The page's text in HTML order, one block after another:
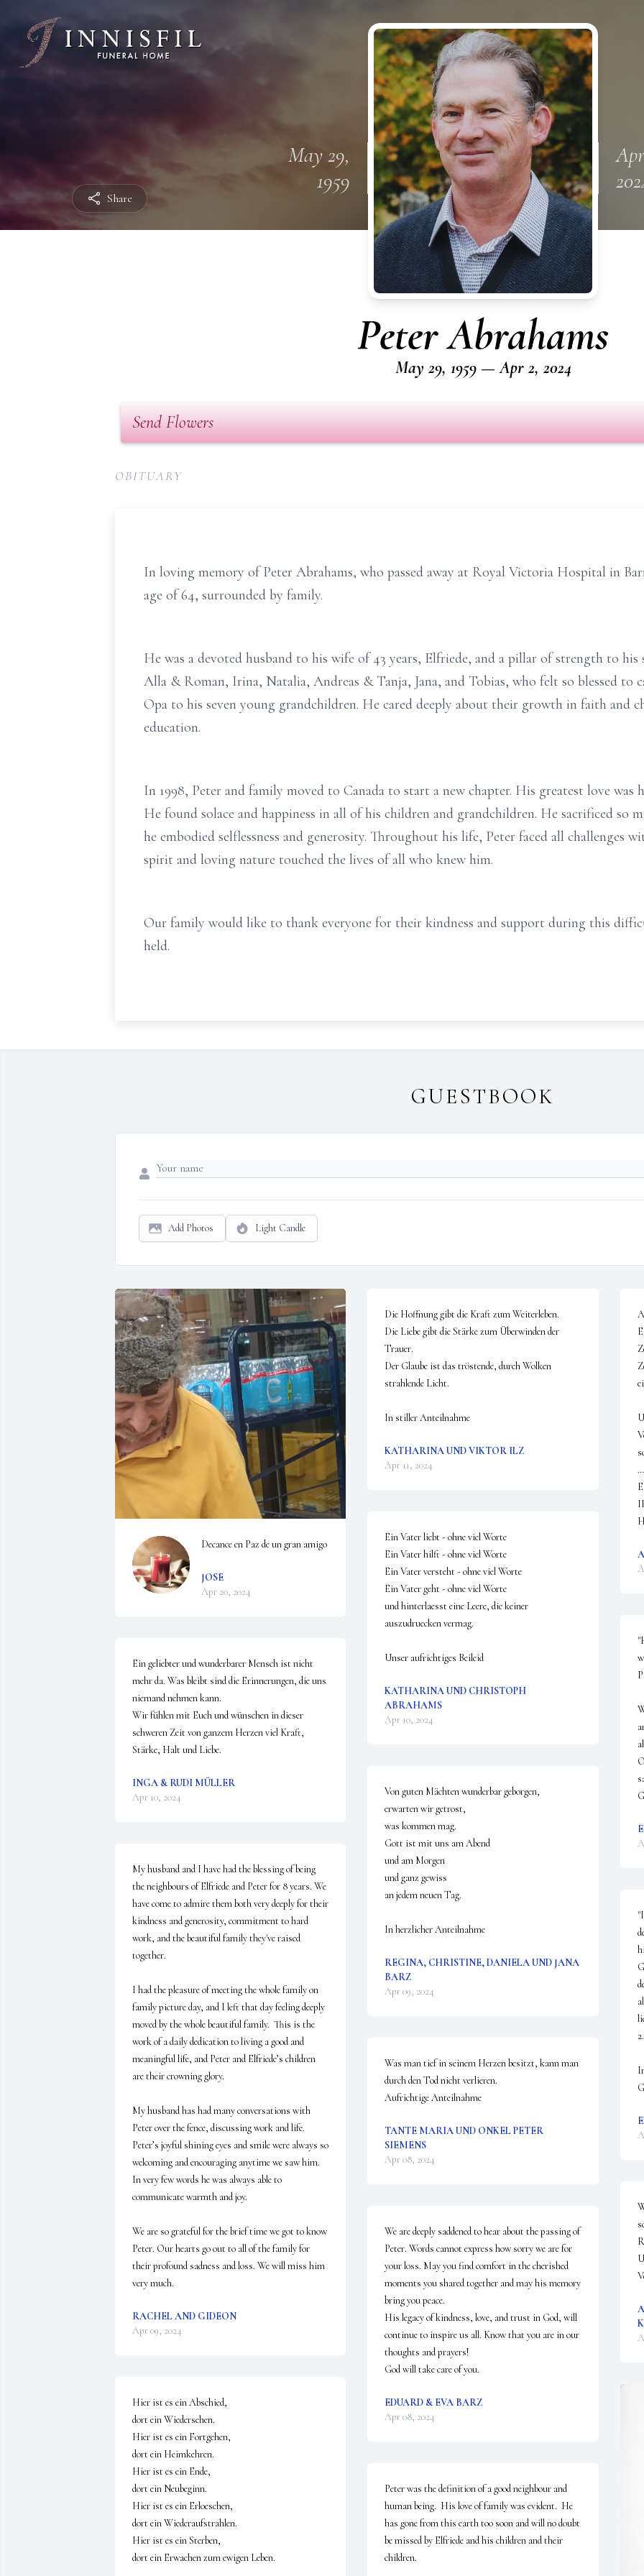
Share
May 29,
1959
Peter Abrahams
May 29, 1959 — Apr 2, 2024
Send Flowers
OBITUARY
In loving memory of Peter Abrahams, who passed away at Royal Victoria Hospital in
age of 64, surrounded by family.
He was a devoted husband to his wife of 43 years, Elfriede, and a pillar of strength to his
Alla & Roman, Irina, Natalia, Andreas & Tanja, Jana, and Tobias, who felt so blessed to
Opa to his seven young grandchildren. He cared deeply about their growth in faith and
education.
In 1998, Peter and family moved to Canada to start a new chapter. His greatest love was
He found solace and happiness in all of his children and grandchildren. He sacrificed so
he embodied selflessness and generosity. Throughout his life, Peter faced all challenges
spirit and loving nature touched the lives of all who knew him.
Our family would like to thank everyone for their kindness and support during this
held.
GUESTBOOK
Add Photos Light Candle
Decance en Paz de un gran amigo
JOSE
Apr 20, 2024
Ein geliebter und wunderbarer Mensch ist nicht
mehr da. Was bleibt sind die Erinnerungen, die uns
niemand nehmen kann.
Wir fühlen mit Euch und wünschen in dieser
schweren Zeit von ganzem Herzen viel Kraft,
Stärke, Halt und Liebe.
INGA & RUDI MÜLLER
Apr 10, 2024
My husband and I have had the blessing of being
the neighbours of Elfriede and Peter for 8 years. We
have come to admire them both very deeply for their
kindness and generosity, commitment to hard
work, and the beautiful family they've raised
together.
I had the pleasure of meeting the whole family on
family picture day, and I left that day feeling deeply
moved by the whole beautiful family.  This is the
work of a daily dedication to living a good and
meaningful life, and Peter and Elfriede’s children
are their crowning glory.
My husband has had many conversations with
Peter over the fence, discussing work and life.
Peter’s joyful shining eyes and smile were always so
welcoming and encouraging anytime we saw him.
In very few words he was always able to
communicate warmth and joy.
We are so grateful for the brief time we got to know
Peter. Our hearts go out to all of the family for
their profound sadness and loss. We will miss him
very much.
RACHEL AND GIDEON
Apr 09, 2024
Hier ist es ein Abschied,
dort ein Wiedersehen.
Hier ist es ein Fortgehen,
dort ein Heimkehren.
Hier ist es ein Ende,
dort ein Neubeginn.
Hier ist es ein Erloeschen,
dort ein Wiederaufstrahlen.
Hier ist es ein Sterben,
dort ein Erwachen zum ewigen Leben.
Die Hoffnung gibt die Kraft zum Weiterleben.
Die Liebe gibt die Stärke zum Überwinden der
Trauer.
Der Glaube ist das tröstende, durch Wolken
strahlende Licht.
In stiller Anteilnahme
KATHARINA UND VIKTOR ILZ
Apr 11, 2024
Ein Vater liebt - ohne viel Worte
Ein Vater hilft - ohne viel Worte
Ein Vater versteht - ohne viel Worte
Ein Vater geht - ohne viel Worte
und hinterlaesst eine Leere, die keiner
auszudruecken vermag.
Unser aufrichtiges Beileid
KATHARINA UND CHRISTOPH
ABRAHAMS
Apr 10, 2024
Von guten Mächten wunderbar geborgen,
erwarten wir getrost,
was kommen mag.
Gott ist mit uns am Abend
und am Morgen
und ganz gewiss
an jedem neuen Tag.
In herzlicher Anteilnahme
REGINA, CHRISTINE, DANIELA UND JANA
BARZ
Apr 09, 2024
Was man tief in seinem Herzen besitzt, kann man
durch den Tod nicht verlieren.
Aufrichtige Anteilnahme
TANTE MARIA UND ONKEL PETER
SIEMENS
Apr 08, 2024
We are deeply saddened to hear about the passing of
Peter. Words cannot express how sorry we are for
your loss. May you find comfort in the cherished
moments you shared together and may his memory
bring you peace.
His legacy of kindness, love, and trust in God, will
continue to inspire us all. Know that you are in our
thoughts and prayers!
God will take care of you.
EDUARD & EVA BARZ
Apr 08, 2024
Peter was the definition of a good neighbour and
human being.  His love of family was evident.  He
has gone from this earth too soon and will no doubt
be missed by Elfriede and his children and their
children.